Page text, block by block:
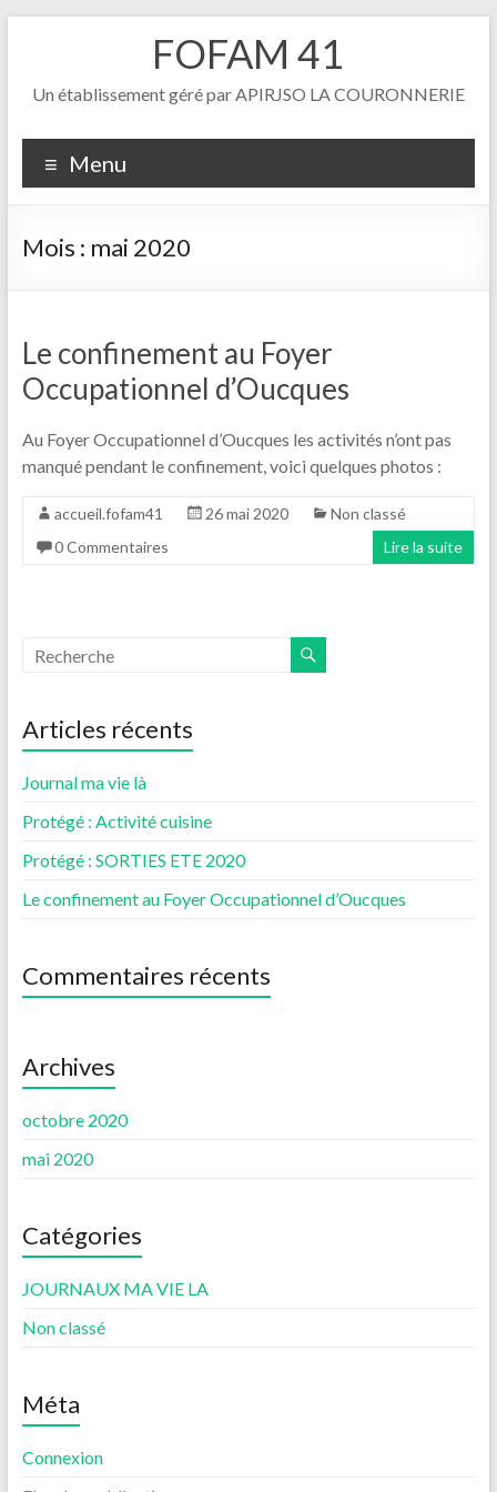
FOFAM 41
Un établissement géré par APIRJSO LA COURONNERIE
Menu
Mois : mai 2020
Le confinement au Foyer
Occupationnel d’Oucques
Au Foyer Occupationnel d’Oucques les activités n’ont pas
manqué pendant le confinement, voici quelques photos :
accueil.fofam41 26 mai 2020
Non classé
0 Commentaires
Lire la suite
Articles récents
Journal ma vie là
Protégé : Activité cuisine
Protégé : SORTIES ETE 2020
Le confinement au Foyer Occupationnel d’Oucques
Commentaires récents
Archives
octobre 2020
mai 2020
Catégories
JOURNAUX MA VIE LA
Non classé
Méta
Connexion